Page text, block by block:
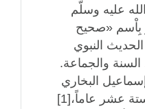
عليه وسلّم
بِاْسم «صحيح
النبوي
والجماعة.
البخاري
واستغرق قي تحريره ستة عشر عاماً،[1]